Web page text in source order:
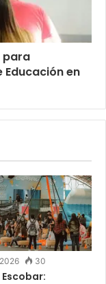
para
Educación en
30
Escobar: